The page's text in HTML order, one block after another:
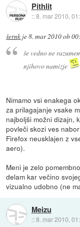
Pithlit
::8. mar 2010,
šernk je8. mar 2010 ob
še vedno ne
njihovo namizje
Nimamo vsi enakega
za prilagajanje vsake
najboljši možni dizajn,
povleči skozi ves
Firefox neusklajen z
aero).
Meni je zelo
delam kar večino
vizualno udobno (ne
Meizu
::8. mar 2010,